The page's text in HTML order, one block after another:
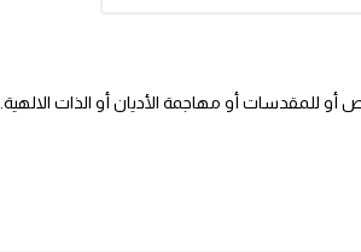
أو للمقدسات أو مهاجمة الأديان أو الذات